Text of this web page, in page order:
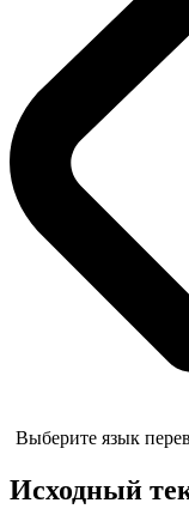
Выберите язык
Исходный